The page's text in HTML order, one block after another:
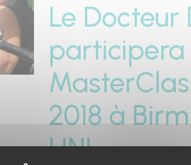
Le Docteur
participera
2018 à
UNI